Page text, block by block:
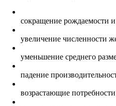
сокращение рождаемости
увеличение численности
уменьшение среднего
падение
возрастающие